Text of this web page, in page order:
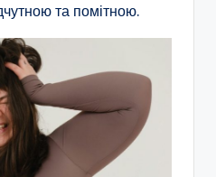
та помітною.